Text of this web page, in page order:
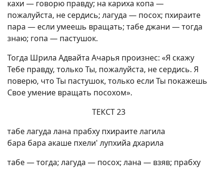
кахи — говорю правду; на кариха копа —
пожалуйста, не сердись; лагуда — посох; пхираите
пара — если умеешь вращать; табе джани — тогда
знаю; гопа — пастушок.
Тогда Шрила Адвайта Ачарья произнес: «Я скажу
Тебе правду, только Ты, пожалуйста, не сердись. Я
поверю, что Ты пастушок, только если Ты покажешь
Свое умение вращать посохом».
ТЕКСТ 23
табе лагуда лана прабху пхираите лагила
бара бара акаше пхели' лупхийа дхарила
табе — тогда; лагуда — посох; лана — взяв; прабху